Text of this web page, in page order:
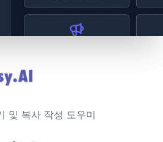
및 복사 작성 도우미